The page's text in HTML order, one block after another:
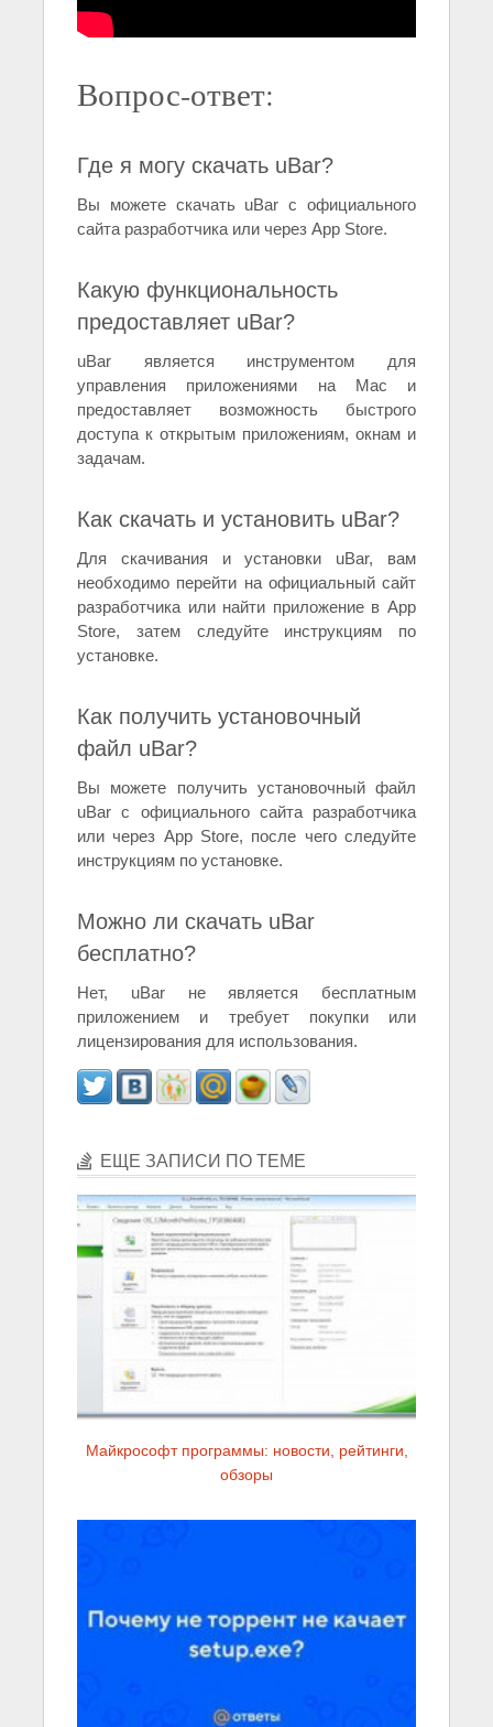
Вопрос-ответ:
Где я могу скачать uBar?
Вы можете скачать uBar с официального
сайта разработчика или через App Store.
Какую функциональность
предоставляет uBar?
uBar является инструментом для
управления приложениями на Mac и
предоставляет возможность быстрого
доступа к открытым приложениям, окнам и
задачам.
Как скачать и установить uBar?
Для скачивания и установки uBar, вам
необходимо перейти на официальный сайт
разработчика или найти приложение в App
Store, затем следуйте инструкциям по
установке.
Как получить установочный
файл uBar?
Вы можете получить установочный файл
uBar с официального сайта разработчика
или через App Store, после чего следуйте
инструкциям по установке.
Можно ли скачать uBar
бесплатно?
Нет, uBar не является бесплатным
приложением и требует покупки или
лицензирования для использования.
ЕЩЕ ЗАПИСИ ПО ТЕМЕ
Майкрософт программы: новости, рейтинги,
обзоры